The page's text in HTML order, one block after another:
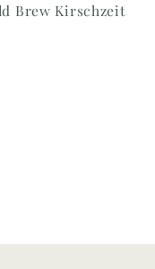
Brew Kirschzeit